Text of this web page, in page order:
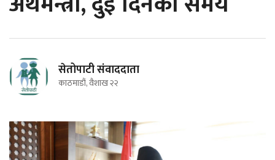
सेतोपाटी संवाददाता
काठमाडौं, वैशाख २२